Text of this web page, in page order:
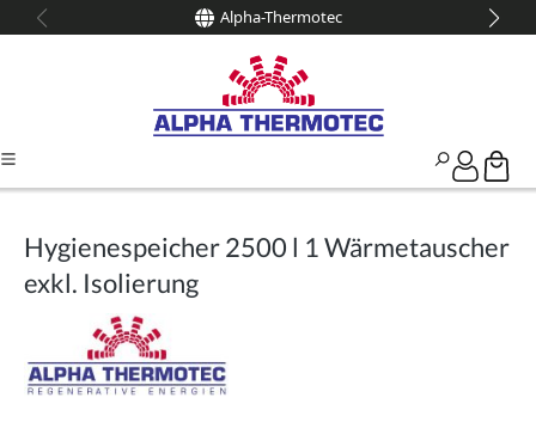
springen Alpha-Thermotec
Hygienespeicher 2500 l 1 Wärmetauscher
exkl. Isolierung